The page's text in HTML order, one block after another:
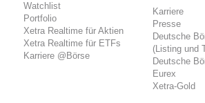
Watchlist
Portfolio
Xetra Realtime für Aktien
Xetra Realtime für ETFs
Karriere @Börse
Karriere
Presse
Deutsche
(Listing und
Deutsche
Eurex
Xetra-Gold